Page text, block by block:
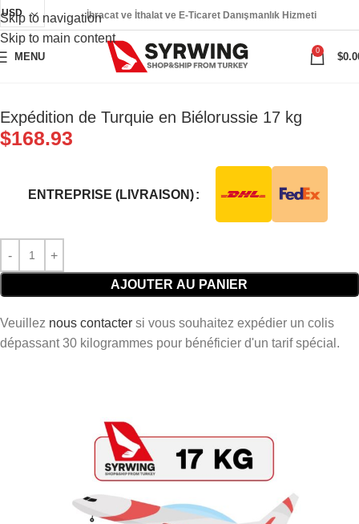
Skip to navigation
Skip to main content
USD İhracat ve İthalat ve E-Ticaret Danışmanlık Hizmeti
MENU
0
$
Expédition de Turquie en Biélorussie 17 kg
$168.93
ENTREPRISE (LIVRAISON)
AJOUTER AU PANIER
Veuillez nous contacter si vous souhaitez expédier un colis
dépassant 30 kilogrammes pour bénéficier d'un tarif spécial.